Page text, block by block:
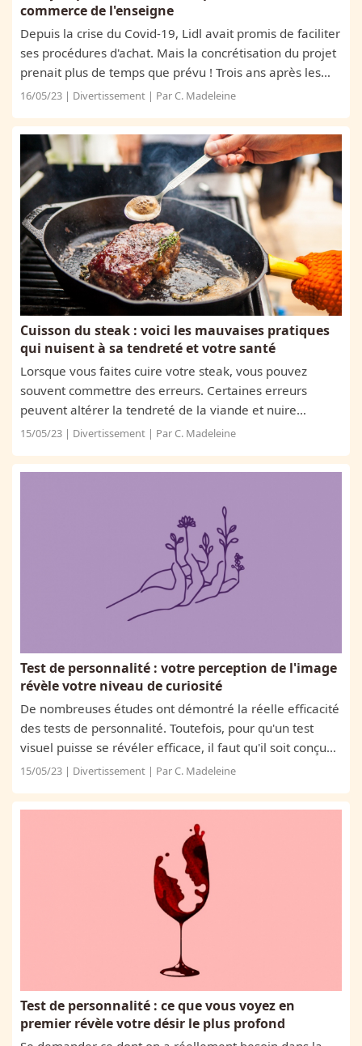
commerce de l'enseigne
Depuis la crise du Covid-19, Lidl avait promis de faciliter
ses procédures d'achat. Mais la concrétisation du projet
prenait plus de temps que prévu ! Trois ans après les
confinements, le site e-commerce est enfin disponible !
16/05/23 | Divertissement | Par C. Madeleine
Cuisson du steak : voici les mauvaises pratiques
qui nuisent à sa tendreté et votre santé
Lorsque vous faites cuire votre steak, vous pouvez
souvent commettre des erreurs. Certaines erreurs
peuvent altérer la tendreté de la viande et nuire
également à votre santé. Voici donc 6 mauvaises
15/05/23 | Divertissement | Par C. Madeleine
Test de personnalité : votre perception de l'image
révèle votre niveau de curiosité
De nombreuses études ont démontré la réelle efficacité
des tests de personnalité. Toutefois, pour qu'un test
visuel puisse se révéler efficace, il faut qu'il soit conçu
par des experts. Pour notre test d'aujourd'hui, votre
15/05/23 | Divertissement | Par C. Madeleine
Test de personnalité : ce que vous voyez en
premier révèle votre désir le plus profond